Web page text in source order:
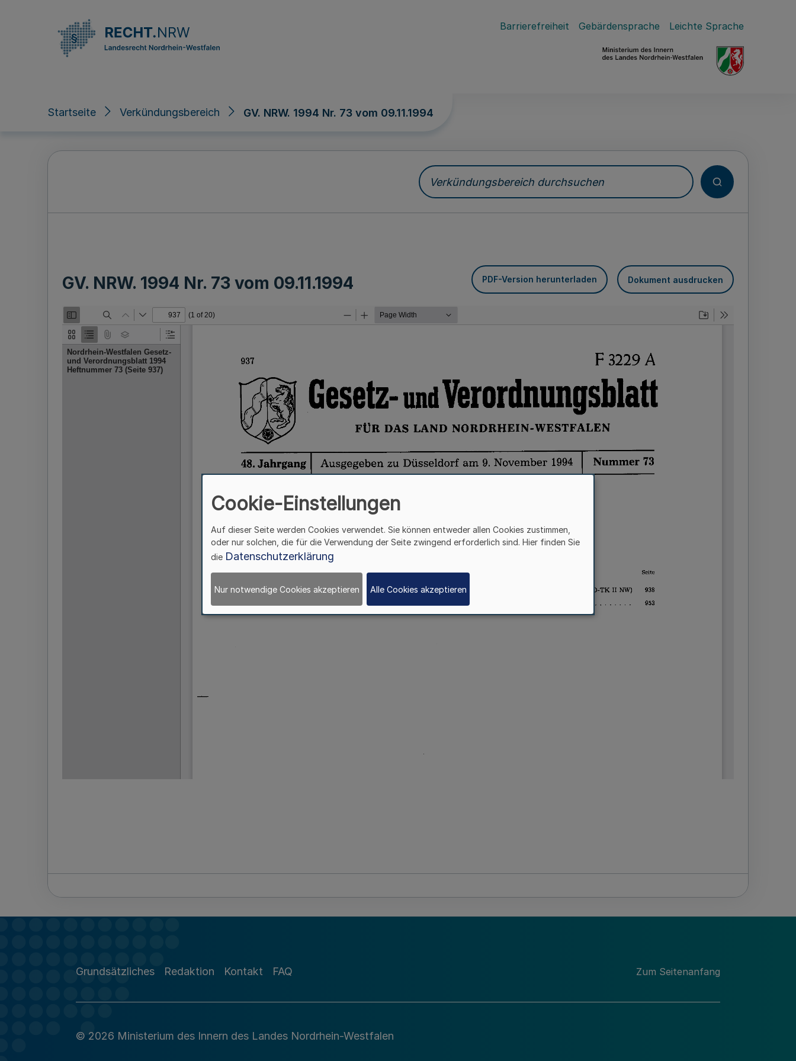
Barrierefreiheit Gebärdensprache Leichte Sprache
Startseite Verkündungsbereich GV. NRW. 1994 Nr. 73 vom 09.11.1994
Verkündungsbereich durchsuchen
GV. NRW. 1994 Nr. 73 vom 09.11.1994 PDF-Version herunterladen Dokument ausdrucken
Grundsätzliches Redaktion Kontakt FAQ Zum Seitenanfang
© 2026 Ministerium des Innern des Landes Nordrhein-Westfalen
Cookie-Einstellungen
Auf dieser Seite werden Cookies verwendet. Sie können entweder allen Cookies zustimmen,
oder nur solchen, die für die Verwendung der Seite zwingend erforderlich sind. Hier finden Sie
die Datenschutzerklärung
Nur notwendige Cookies akzeptieren Alle Cookies akzeptieren